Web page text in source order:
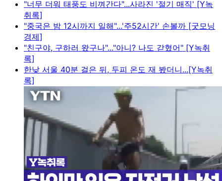
"너무 더워 태풍도 비껴간다"...사라진 '절기 매직' [Y녹
취록]
"중국은 밤 12시까지 일해"...'주52시간' 손볼까 [굿모닝
경제]
"친구야, 구하러 왔구나"..."아니? 나도 갇혔어" [Y녹취
록]
한낮 서울 40분 걸은 뒤, 두피 온도 재 봤더니...[Y녹취
록]